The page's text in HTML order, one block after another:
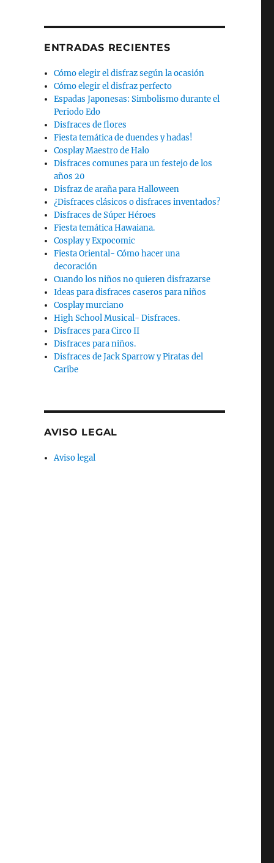
ENTRADAS RECIENTES
Cómo elegir el disfraz según la ocasión
Cómo elegir el disfraz perfecto
Espadas Japonesas: Simbolismo durante el
Periodo Edo
Disfraces de flores
Fiesta temática de duendes y hadas!
Cosplay Maestro de Halo
Disfraces comunes para un festejo de los
años 20
Disfraz de araña para Halloween
¿Disfraces clásicos o disfraces inventados?
Disfraces de Súper Héroes
Fiesta temática Hawaiana.
Cosplay y Expocomic
Fiesta Oriental- Cómo hacer una
decoración
Cuando los niños no quieren disfrazarse
Ideas para disfraces caseros para niños
Cosplay murciano
High School Musical- Disfraces.
Disfraces para Circo II
Disfraces para niños.
Disfraces de Jack Sparrow y Piratas del
Caribe
AVISO LEGAL
Aviso legal